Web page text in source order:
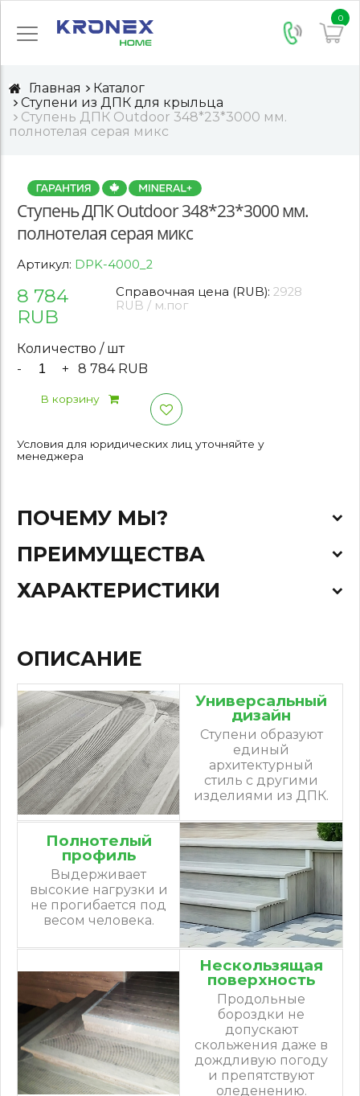
0
Главная
Каталог
Ступени из ДПК для крыльца
Ступень ДПК Outdoor 348*23*3000 мм.
полнотелая серая микс
Ступень ДПК Outdoor 348*23*3000 мм.
полнотелая серая микс
Артикул: DPK-4000_2
8 784
RUB
Справочная цена (RUB):2928
RUB / м.пог
Количество / шт
-
+ 8 784 RUB
В корзину
Условия для юридических лиц уточняйте у
менеджера
ПОЧЕМУ МЫ?
ПРЕИМУЩЕСТВА
ХАРАКТЕРИСТИКИ
ОПИСАНИЕ
Универсальный
дизайн
Ступени образуют
единый
архитектурный
стиль с другими
изделиями из ДПК.
Полнотелый
профиль
Выдерживает
высокие нагрузки и
не прогибается под
весом человека.
Нескользящая
поверхность
Продольные
бороздки не
допускают
скольжения даже в
дождливую погоду
и препятствуют
оледенению.